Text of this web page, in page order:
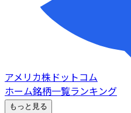
アメリカ株ドットコム
ホーム銘柄一覧ランキング
もっと見る